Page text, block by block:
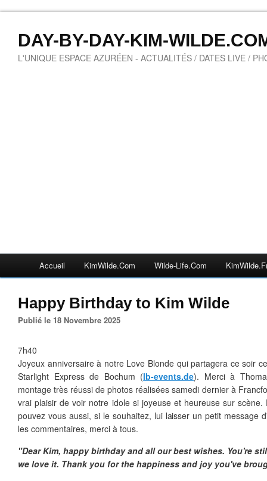
DAY-BY-DAY-KIM-
L'UNIQUE ESPACE AZURÉEN - ACTUALITÉS / DATES LIVE /
Accueil KimWilde.com Wilde-Life.com
Happy Birthday to Kim Wilde
Publié le 18 Novembre 2025
7h40
Joyeux anniversaire à notre Love Blonde qui partagera ce soir
Starlight Express de Bochum (lb-events.de). Merci à
montage très réussi de photos réalisées samedi dernier à
vrai plaisir de voir notre idole si joyeuse et heureuse sur
pouvez vous aussi, si le souhaitez, lui laisser un petit message
les commentaires, merci à tous.
"Dear Kim, happy birthday and all our best wishes. You're
we love it. Thank you for the happiness and joy you've